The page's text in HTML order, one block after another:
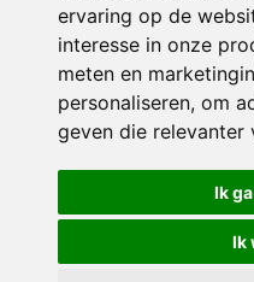
ervaring op de
interesse in onze
meten en
personaliseren, om
geven die relevanter
Ik
Ik
© 2026 Sint
Privacy policy|Disclaimer|
Crealisatie